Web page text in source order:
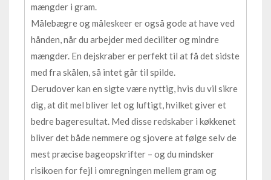
mængder i gram.
Målebægre og måleskeer er også gode at have ved
hånden, når du arbejder med deciliter og mindre
mængder. En dejskraber er perfekt til at få det sidste
med fra skålen, så intet går til spilde.
Derudover kan en sigte være nyttig, hvis du vil sikre
dig, at dit mel bliver let og luftigt, hvilket giver et
bedre bageresultat. Med disse redskaber i køkkenet
bliver det både nemmere og sjovere at følge selv de
mest præcise bageopskrifter – og du mindsker
risikoen for fejl i omregningen mellem gram og